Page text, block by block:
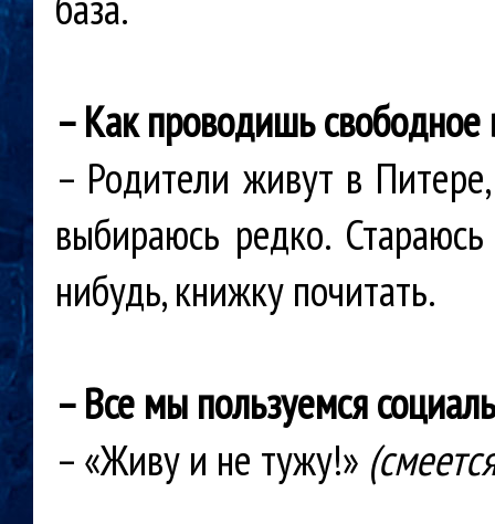
– Как проводишь свободное
– Родители живут в
выбираюсь редко.
нибудь, книжку почитать.
– Все мы пользуемся
– «Живу и не тужу!»